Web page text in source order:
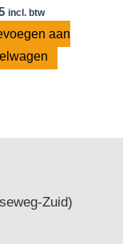
incl. btw
aan
Zuid)